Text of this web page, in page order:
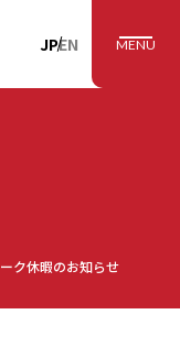
三田理
JPEN MENU
ク休暇のお知らせ